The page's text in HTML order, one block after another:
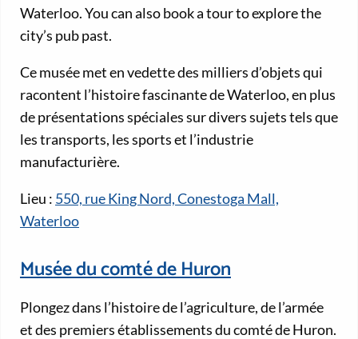
Waterloo. You can also book a tour to explore the
city’s pub past.
Ce musée met en vedette des milliers d’objets qui
racontent l’histoire fascinante de Waterloo, en plus
de présentations spéciales sur divers sujets tels que
les transports, les sports et l’industrie
manufacturière.
Lieu : 550, rue King Nord, Conestoga Mall,
Waterloo
Musée du comté de Huron
Plongez dans l’histoire de l’agriculture, de l’armée
et des premiers établissements du comté de Huron.